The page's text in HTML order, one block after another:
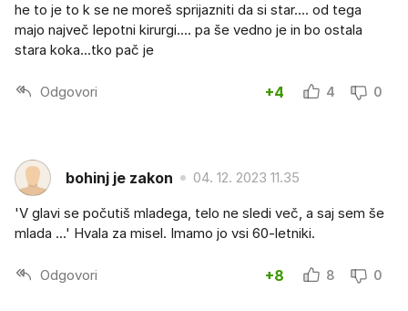
he to je to k se ne moreš sprijazniti da si star.... od tega
majo največ lepotni kirurgi.... pa še vedno je in bo ostala
stara koka...tko pač je
Odgovori +4 4 0
bohinj je zakon 04. 12. 2023 11.35
'V glavi se počutiš mladega, telo ne sledi več, a saj sem še
mlada ...' Hvala za misel. Imamo jo vsi 60-letniki.
Odgovori +8 8 0